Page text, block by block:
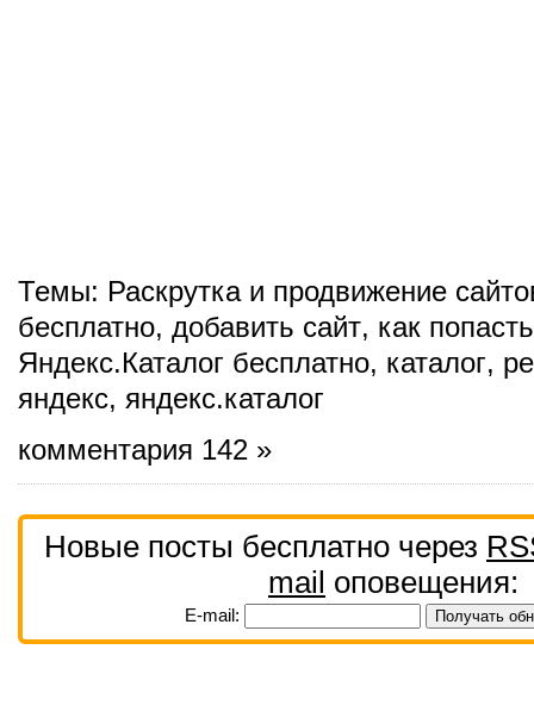
Темы: Раскрутка и продвижение
бесплатно, добавить сайт, как попасть
Яндекс.Каталог бесплатно, каталог,
яндекс, яндекс.каталог
комментария 142 »
Новые посты бесплатно через
mail оповещения:
E-mail: